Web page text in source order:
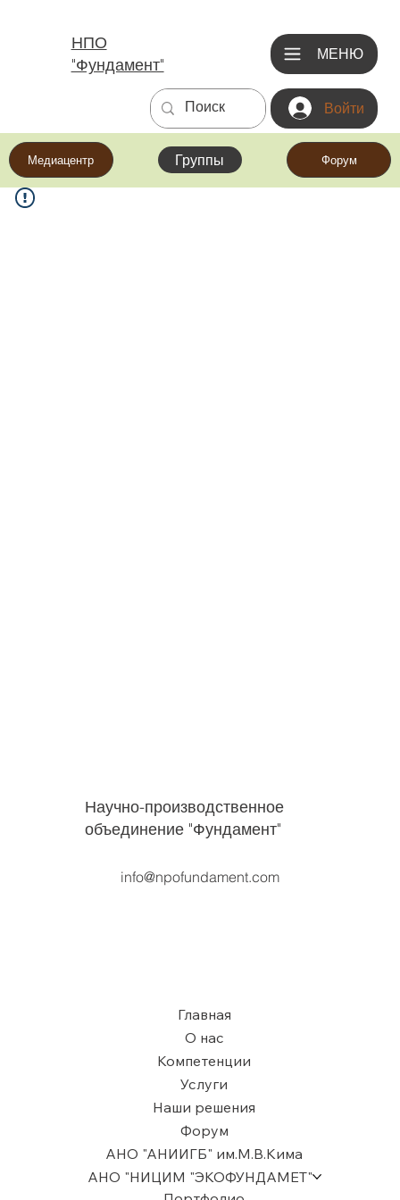
МЕНЮ
Войти
НПО
"Фундамент"
Медиацентр Группы Форум
Научно-производственное
объединение "Фундамент"
info@npofundament.com
Главная
О нас
Компетенции
Услуги
Наши решения
Форум
АНО "АНИИГБ" им.М.В.Кима
АНО "НИЦИМ "ЭКОФУНДАМЕТ"